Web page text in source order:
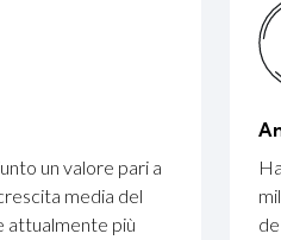
un valore pari a
media del
attualmente più